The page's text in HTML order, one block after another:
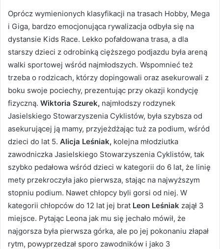
Oprócz wymienionych klasyfikacji na trasach Hobby, Mega
i Giga, bardzo emocjonująca rywalizacja odbyła się na
dystansie Kids Race. Lekko pofałdowana trasa, a dla
starszy dzieci z odrobinką cięższego podjazdu była areną
walki sportowej wśród najmłodszych. Wspomnieć też
trzeba o rodzicach, którzy dopingowali oraz asekurowali z
boku swoje pociechy, prezentując przy okazji kondycję
fizyczną. Wiktoria Szurek, najmłodszy rodzynek
Jasielskiego Stowarzyszenia Cyklistów, była szybsza od
asekurującej ją mamy, przyjeżdżając tuż za podium, wśród
dzieci do lat 5. Alicja Leśniak, kolejna młodziutka
zawodniczka Jasielskiego Stowarzyszenia Cyklistów, tak
szybko pedałowa wśród dzieci w kategorii do 6 lat, że linię
mety przekroczyła jako pierwsza, stając na najwyższym
stopniu podium. Nawet chłopcy byli gorsi od niej. W
kategorii chłopców do 12 lat jej brat Leon Leśniak zajął 3
miejsce. Pytając Leona jak mu się jechało mówił, że
najgorsza była pierwsza górka, ale po jej pokonaniu złapał
rytm, powyprzedzał sporo zawodników i jako 3